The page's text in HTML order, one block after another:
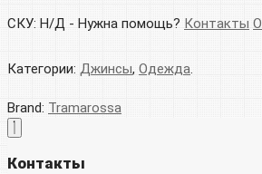
СКУ: Н/Д - Нужна помощь? Контакты
Категории: Джинсы, Одежда.
Brand: Tramarossa
Контакты